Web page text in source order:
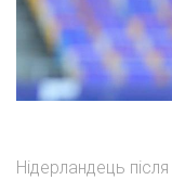
Нідерландець